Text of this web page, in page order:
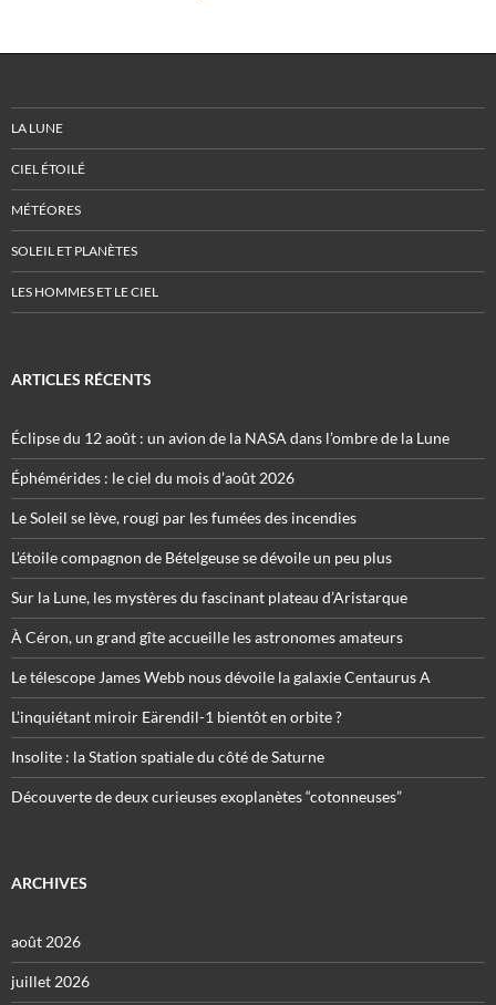
LA LUNE
CIEL ÉTOILÉ
MÉTÉORES
SOLEIL ET PLANÈTES
LES HOMMES ET LE CIEL
ARTICLES RÉCENTS
Éclipse du 12 août : un avion de la NASA dans l’ombre de la Lune
Éphémérides : le ciel du mois d’août 2026
Le Soleil se lève, rougi par les fumées des incendies
L’étoile compagnon de Bételgeuse se dévoile un peu plus
Sur la Lune, les mystères du fascinant plateau d’Aristarque
À Céron, un grand gîte accueille les astronomes amateurs
Le télescope James Webb nous dévoile la galaxie Centaurus A
L’inquiétant miroir Eärendil-1 bientôt en orbite ?
Insolite : la Station spatiale du côté de Saturne
Découverte de deux curieuses exoplanètes “cotonneuses”
ARCHIVES
août 2026
juillet 2026